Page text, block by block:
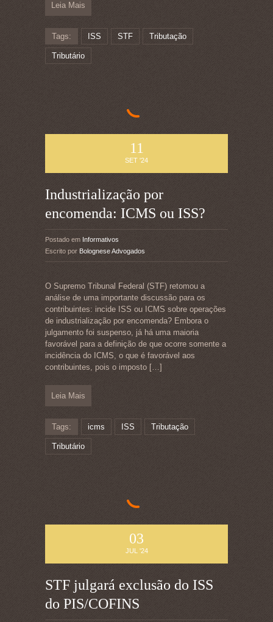
Leia Mais
Tags: ISS STF Tributação
Tributário
11
SET '24
Industrialização por
encomenda: ICMS ou ISS?
Postado em Informativos
Escrito por Bolognese Advogados
O Supremo Tribunal Federal (STF) retomou a
análise de uma importante discussão para os
contribuintes: incide ISS ou ICMS sobre operações
de industrialização por encomenda? Embora o
julgamento foi suspenso, já há uma maioria
favorável para a definição de que ocorre somente a
incidência do ICMS, o que é favorável aos
contribuintes, pois o imposto […]
Leia Mais
Tags: icms ISS Tributação
Tributário
03
JUL '24
STF julgará exclusão do ISS
do PIS/COFINS